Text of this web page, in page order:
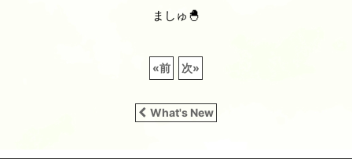
ましゅ🐣
«前 次»
What's New